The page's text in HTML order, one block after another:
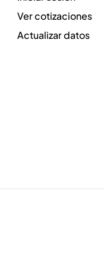
Ver cotizaciones
Actualizar datos